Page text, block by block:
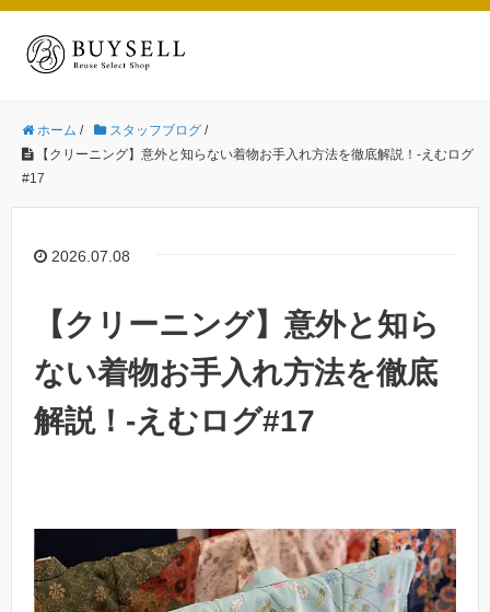
ホーム / スタッフブログ /
【クリーニング】意外と知らない着物お手入れ方法を徹底解説！-えむログ
#17
2026.07.08
【クリーニング】意外と知ら
ない着物お手入れ方法を徹底
解説！-えむログ#17